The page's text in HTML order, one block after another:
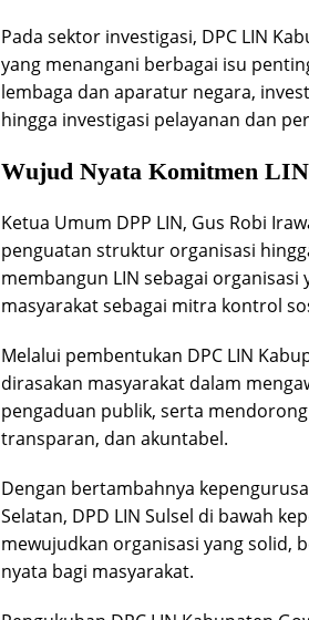
Pada sektor investigasi, DPC LIN
yang menangani berbagai isu
lembaga dan aparatur negara,
hingga investigasi pelayanan dan
Wujud Nyata Komitmen
Ketua Umum DPP LIN, Gus Robi
penguatan struktur organisasi
membangun LIN sebagai
masyarakat sebagai mitra kontrol
Melalui pembentukan DPC LIN
dirasakan masyarakat dalam
pengaduan publik, serta
transparan, dan akuntabel.
Dengan bertambahnya
Selatan, DPD LIN Sulsel di bawah
mewujudkan organisasi yang solid,
nyata bagi masyarakat.